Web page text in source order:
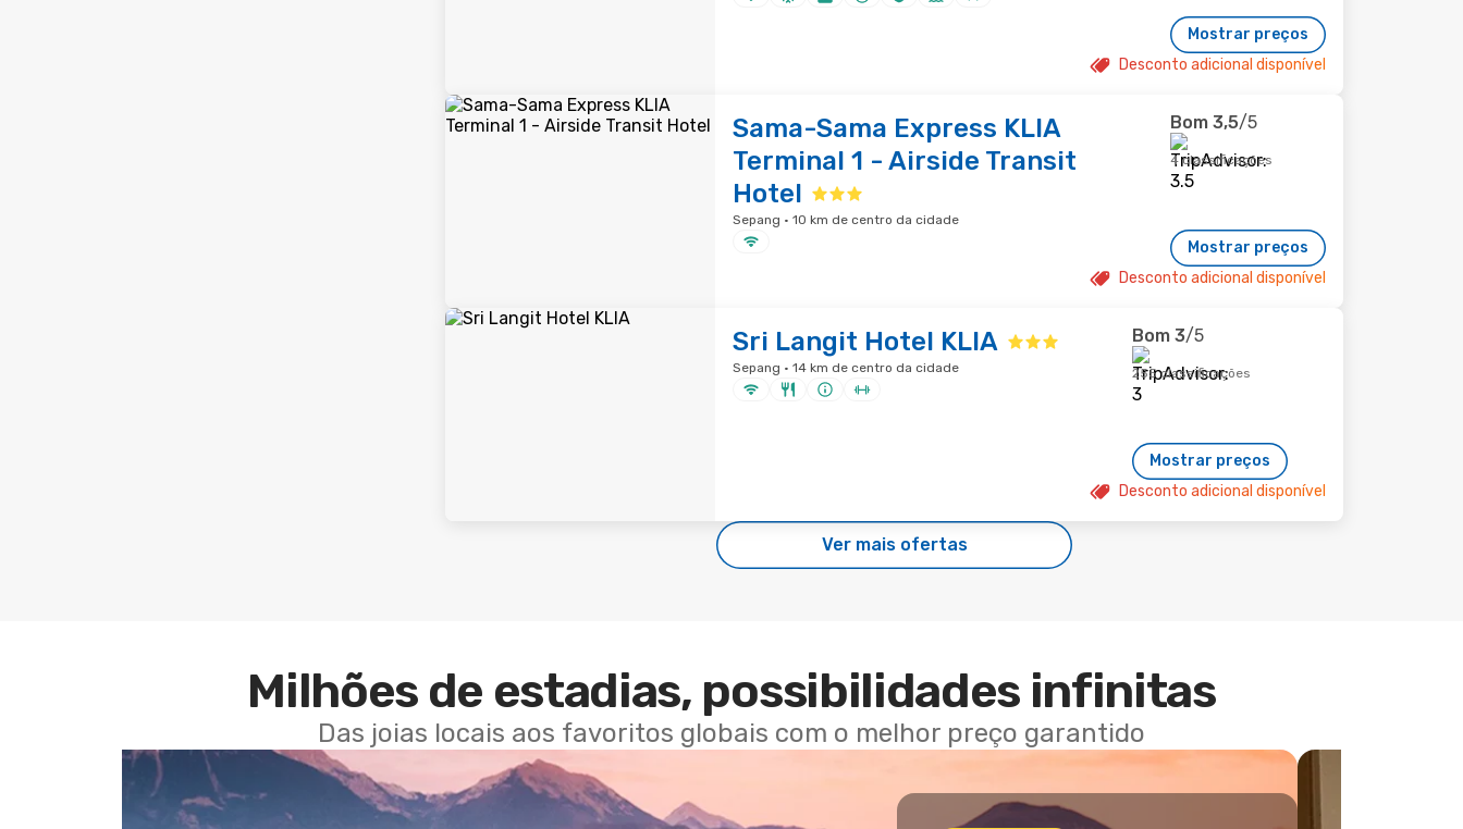
Mostrar preços
Desconto adicional disponível
Sama-Sama Express KLIA
Terminal 1 - Airside Transit
Hotel
Sepang · 10 km de centro da cidade
Bom 3,5/5
4 classificações
Mostrar preços
Desconto adicional disponível
Sri Langit Hotel KLIA
Sepang · 14 km de centro da cidade
Bom 3/5
255 classificações
Mostrar preços
Desconto adicional disponível
Ver mais ofertas
Milhões de estadias, possibilidades infinitas
Das joias locais aos favoritos globais com o melhor preço garantido